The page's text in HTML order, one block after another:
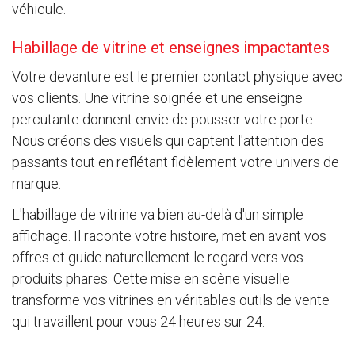
véhicule.
Habillage de vitrine et enseignes impactantes
Votre devanture est le premier contact physique avec
vos clients. Une vitrine soignée et une enseigne
percutante donnent envie de pousser votre porte.
Nous créons des visuels qui captent l'attention des
passants tout en reflétant fidèlement votre univers de
marque.
L'habillage de vitrine va bien au-delà d'un simple
affichage. Il raconte votre histoire, met en avant vos
offres et guide naturellement le regard vers vos
produits phares. Cette mise en scène visuelle
transforme vos vitrines en véritables outils de vente
qui travaillent pour vous 24 heures sur 24.